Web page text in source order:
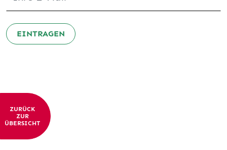
EINTRAGEN
ZURÜCK
ZUR
ÜBERSICHT